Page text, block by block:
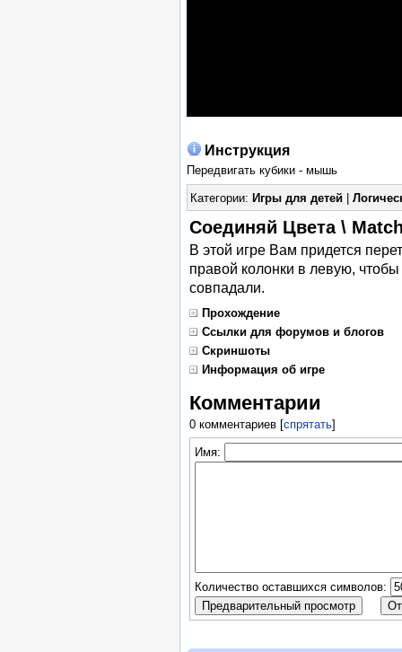
Инструкция
Передвигать кубики - мышь
Категории: Игры для детей
Соединяй Цвета \
В этой игре Вам придется
правой колонки в левую,
совпадали.
Прохождение
Ссылки для форумов и блогов
Скриншоты
Информация об игре
Комментарии
0 комментариев[спрятать]
Имя:
Количество оставшихся символов: